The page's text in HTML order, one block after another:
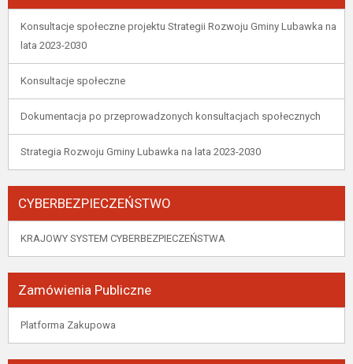
Konsultacje społeczne projektu Strategii Rozwoju Gminy Lubawka na
lata 2023-2030
Konsultacje społeczne
Dokumentacja po przeprowadzonych konsultacjach społecznych
Strategia Rozwoju Gminy Lubawka na lata 2023-2030
CYBERBEZPIECZEŃSTWO
KRAJOWY SYSTEM CYBERBEZPIECZEŃSTWA
Zamówienia Publiczne
Platforma Zakupowa